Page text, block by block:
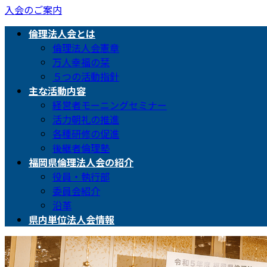
入会のご案内
倫理法人会とは
倫理法人会憲章
万人幸福の栞
５つの活動指針
主な活動内容
経営者モーニングセミナー
活力朝礼の推進
各種研修の促進
後継者倫理塾
福岡県倫理法人会の紹介
役員・執行部
委員会紹介
沿革
県内単位法人会情報